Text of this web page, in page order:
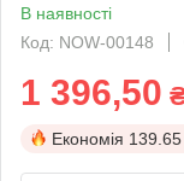
В наявності
Код: NOW-00148
1 396,50
Економія